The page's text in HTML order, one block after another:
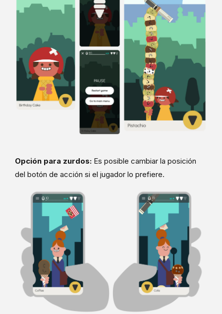
Opción para zurdos: Es posible cambiar la posición
del botón de acción si el jugador lo prefiere.